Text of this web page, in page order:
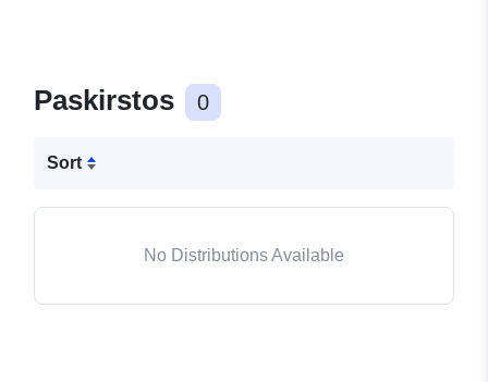
Paskirstos 0
Sort
No Distributions Available